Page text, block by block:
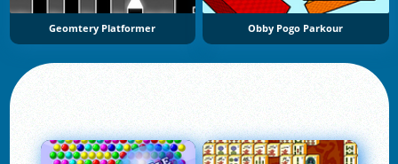
Geomtery Platformer Obby Pogo Parkour